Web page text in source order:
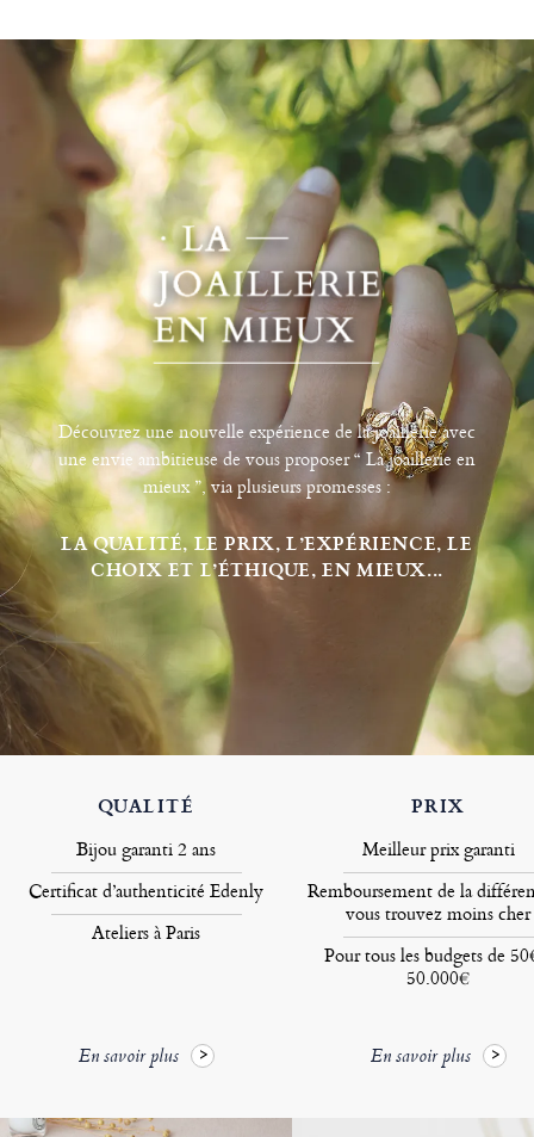
Découvrez une nouvelle expérience de la joaillerie avec
une envie ambitieuse de vous proposer “ La joaillerie en
mieux ”, via plusieurs promesses :
LA QUALITÉ, LE PRIX, L’EXPÉRIENCE, LE
CHOIX ET L’ÉTHIQUE, EN MIEUX...
QUALITÉ
Bijou garanti 2 ans
Certificat d’authenticité Edenly
Ateliers à Paris
En savoir plus
PRIX
Meilleur prix garanti
Remboursement de la
vous trouvez moins cher
Pour tous les budgets de
50.000€
En savoir plus